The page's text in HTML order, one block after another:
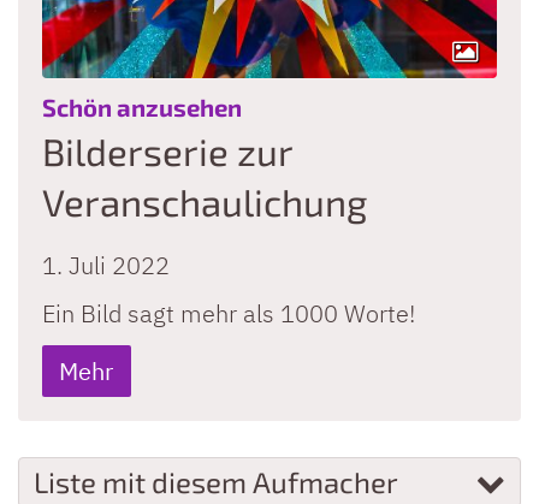
Schön anzusehen
Bilderserie zur
Veranschaulichung
1. Juli 2022
Ein Bild sagt mehr als 1000 Worte!
Mehr
Liste mit diesem Aufmacher